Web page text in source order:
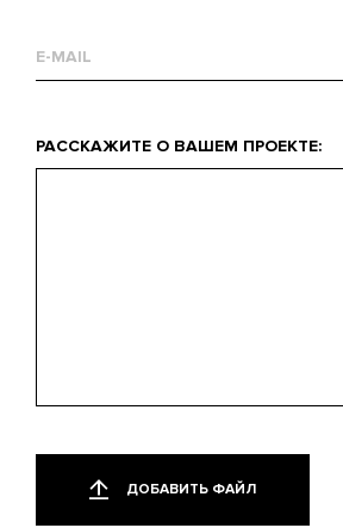
Что
РАССКАЖИТЕ О ВАШЕМ ПРОЕКТЕ:
Добавить
ДОБАВИТЬ ФАЙЛ
Только